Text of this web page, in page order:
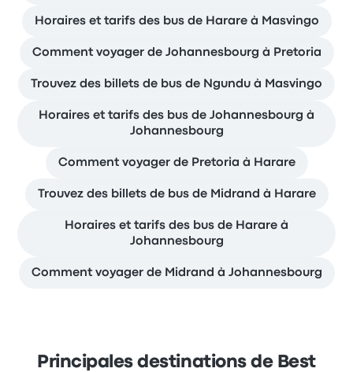
Horaires et tarifs des bus de Harare à Masvingo
Comment voyager de Johannesbourg à Pretoria
Trouvez des billets de bus de Ngundu à Masvingo
Horaires et tarifs des bus de Johannesbourg à
Johannesbourg
Comment voyager de Pretoria à Harare
Trouvez des billets de bus de Midrand à Harare
Horaires et tarifs des bus de Harare à
Johannesbourg
Comment voyager de Midrand à Johannesbourg
Principales destinations de Best